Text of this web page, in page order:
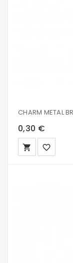
CHARM METAL
0,30 €
local_grocery_store favorite_border